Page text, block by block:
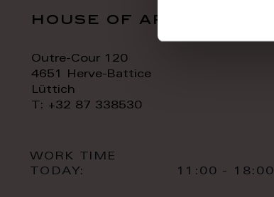
house of art
Outre-Cour 120
4651 Herve-Battice
Lüttich
T: +32 87 338530
WORK TIME
TODAY:
11:00 - 18:00